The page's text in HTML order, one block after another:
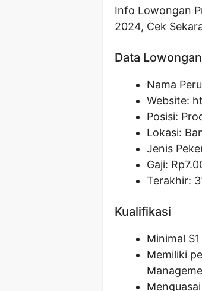
Info Lowongan
2024, Cek
Data
Nama
Website:
Posisi:
Lokasi:
Jenis
Gaji: Rp
Terakhir:
Kualifikasi
Minimal
Memiliki